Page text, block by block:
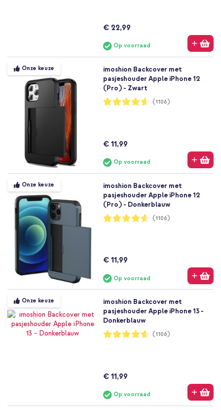
€ 22,99
Op voorraad
Onze keuze
imoshion Backcover met
pasjeshouder Apple iPhone 12
(Pro) - Zwart
Waardering:
92%
(1106)
€ 11,99
Op voorraad
Onze keuze
imoshion Backcover met
pasjeshouder Apple iPhone 12
(Pro) - Donkerblauw
Waardering:
92%
(1106)
€ 11,99
Op voorraad
Onze keuze
imoshion Backcover met
pasjeshouder Apple iPhone 13 -
Donkerblauw
Waardering:
92%
(1106)
€ 11,99
Op voorraad